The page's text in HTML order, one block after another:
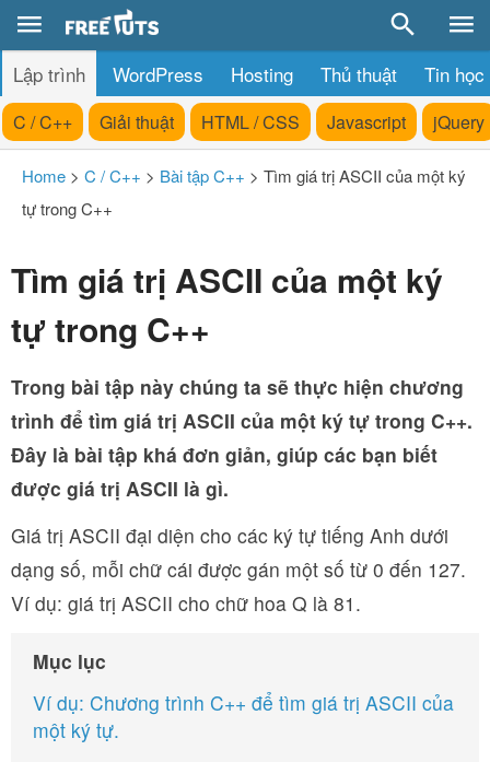
Lập trình WordPress Hosting Thủ thuật Tin học
C / C++ Giải thuật HTML / CSS Javascript jQuery
Home > C / C++ > Bài tập C++ > Tìm giá trị ASCII của một ký
tự trong C++
Tìm giá trị ASCII của một ký
tự trong C++
Trong bài tập này chúng ta sẽ thực hiện chương
trình để tìm giá trị ASCII của một ký tự trong C++.
Đây là bài tập khá đơn giản, giúp các bạn biết
được giá trị ASCII là gì.
Giá trị ASCII đại diện cho các ký tự tiếng Anh dưới
dạng số, mỗi chữ cái được gán một số từ 0 đến 127.
Ví dụ: giá trị ASCII cho chữ hoa Q là 81.
Mục lục
Ví dụ: Chương trình C++ để tìm giá trị ASCII của
một ký tự.